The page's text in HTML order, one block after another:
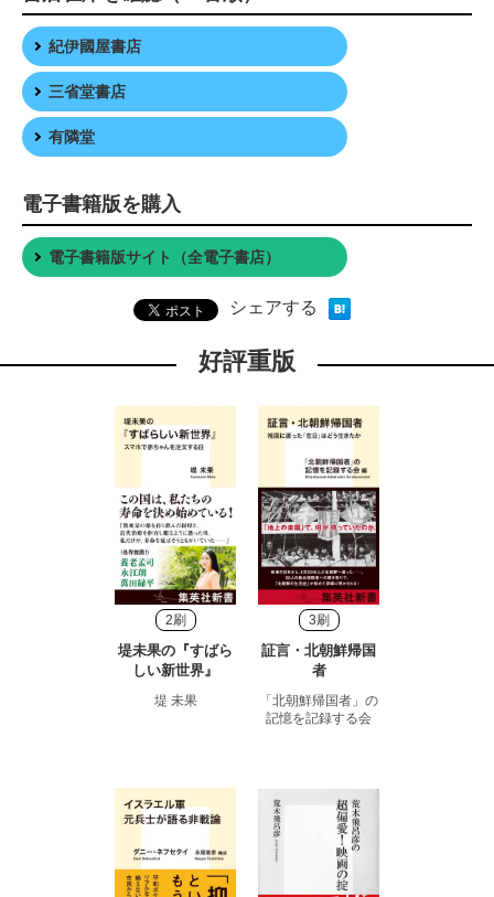
紀伊國屋書店
三省堂書店
有隣堂
電子書籍版を購入
電子書籍版サイト（全電子書店）
シェアする
好評重版
2刷
堤未果の『すばら
しい新世界』
堤 未果
3刷
証言・北朝鮮帰国
者
「北朝鮮帰国者」の
記憶を記録する会